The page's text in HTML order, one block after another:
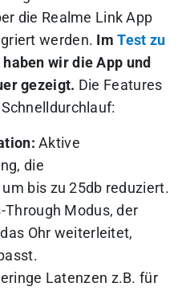
die Realme Link App
werden. ImTest zu
haben wir die App und
gezeigt. Die Features
Aktive
die
bis zu 25db reduziert.
Through Modus, der
Ohr weiterleitet,
Latenzen z.B. für